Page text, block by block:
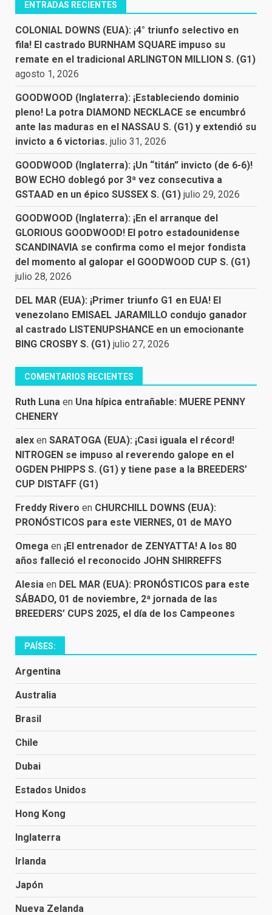
ENTRADAS RECIENTES
COLONIAL DOWNS (EUA): ¡4° triunfo selectivo en
fila! El castrado BURNHAM SQUARE impuso su
remate en el tradicional ARLINGTON MILLION S. (G1)
agosto 1, 2026
GOODWOOD (Inglaterra): ¡Estableciendo dominio
pleno! La potra DIAMOND NECKLACE se encumbró
ante las maduras en el NASSAU S. (G1) y extendió su
invicto a 6 victorias. julio 31, 2026
GOODWOOD (Inglaterra): ¡Un “titán” invicto (de 6-6)!
BOW ECHO doblegó por 3ª vez consecutiva a
GSTAAD en un épico SUSSEX S. (G1) julio 29, 2026
GOODWOOD (Inglaterra): ¡En el arranque del
GLORIOUS GOODWOOD! El potro estadounidense
SCANDINAVIA se confirma como el mejor fondista
del momento al galopar el GOODWOOD CUP S. (G1)
julio 28, 2026
DEL MAR (EUA): ¡Primer triunfo G1 en EUA! El
venezolano EMISAEL JARAMILLO condujo ganador
al castrado LISTENUPSHANCE en un emocionante
BING CROSBY S. (G1) julio 27, 2026
COMENTARIOS RECIENTES
Ruth Luna en Una hípica entrañable: MUERE PENNY
CHENERY
alex en SARATOGA (EUA): ¡Casi iguala el récord!
NITROGEN se impuso al reverendo galope en el
OGDEN PHIPPS S. (G1) y tiene pase a la BREEDERS’
CUP DISTAFF (G1)
Freddy Rivero en CHURCHILL DOWNS (EUA):
PRONÓSTICOS para este VIERNES, 01 de MAYO
Omega en ¡El entrenador de ZENYATTA! A los 80
años falleció el reconocido JOHN SHIRREFFS
Alesia en DEL MAR (EUA): PRONÓSTICOS para este
SÁBADO, 01 de noviembre, 2ª jornada de las
BREEDERS’ CUPS 2025, el día de los Campeones
PAÍSES:
Argentina
Australia
Brasil
Chile
Dubai
Estados Unidos
Hong Kong
Inglaterra
Irlanda
Japón
Nueva Zelanda